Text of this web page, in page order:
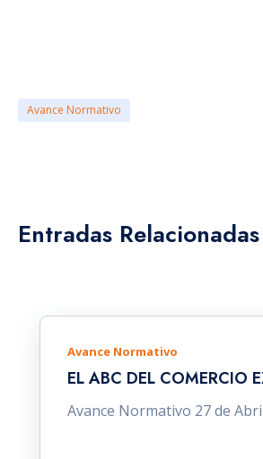
Avance Normativo
Entradas Relacionadas
Avance Normativo
EL ABC DEL COMERCIO
Avance Normativo 27 de